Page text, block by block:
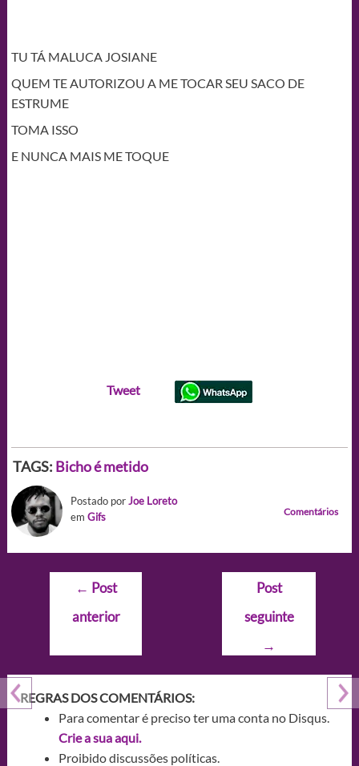
TU TÁ MALUCA JOSIANE
QUEM TE AUTORIZOU A ME TOCAR SEU SACO DE
ESTRUME
TOMA ISSO
E NUNCA MAIS ME TOQUE
Tweet
TAGS: Bicho é metido
Postado porJoe Loreto
em Gifs Comentários
Navegação
Post
← Post
anterior
Post
seguinte
→
REGRAS DOS COMENTÁRIOS:
Para comentar é preciso ter uma conta no Disqus.
Crie a sua aqui.
Proibido discussões políticas.